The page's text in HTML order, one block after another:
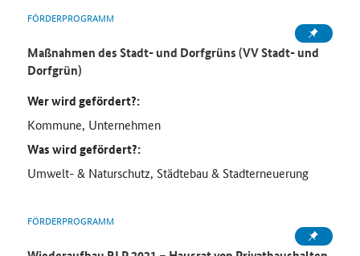
FÖRDERPROGRAMM
Maßnahmen des Stadt- und Dorfgrüns (VV Stadt- und
Dorfgrün)
Wer wird gefördert?:
Kommune, Unternehmen
Was wird gefördert?:
Umwelt- & Naturschutz, Städtebau & Stadterneuerung
FÖRDERPROGRAMM